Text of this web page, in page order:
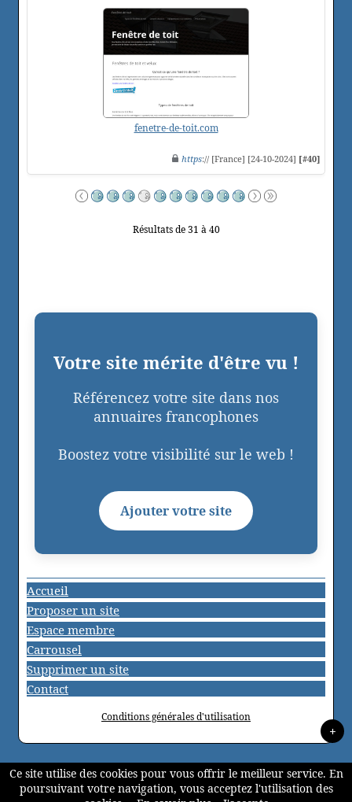
fenetre-de-toit.com
https:// [France] [24-10-2024] [#40]
Résultats de 31 à 40
Votre site mérite d'être vu !
Référencez votre site dans nos
annuaires francophones
Boostez votre visibilité sur le web !
Ajouter votre site
Accueil
Proposer un site
Espace membre
Carrousel
Supprimer un site
Contact
Conditions générales d'utilisation
+
Ce site utilise des cookies pour vous offrir le meilleur service. En
poursuivant votre navigation, vous acceptez l'utilisation des